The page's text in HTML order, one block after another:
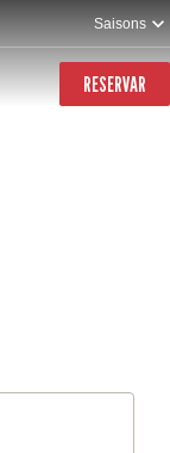
Saisons
RESERVAR